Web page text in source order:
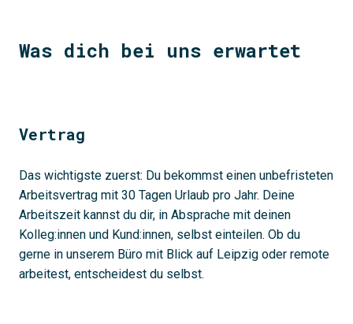
Was dich bei uns erwartet
Vertrag
Das wichtigste zuerst: Du bekommst einen unbefristeten
Arbeitsvertrag mit 30 Tagen Urlaub pro Jahr. Deine
Arbeitszeit kannst du dir, in Absprache mit deinen
Kolleg:innen und Kund:innen, selbst einteilen. Ob du
gerne in unserem Büro mit Blick auf Leipzig oder remote
arbeitest, entscheidest du selbst.